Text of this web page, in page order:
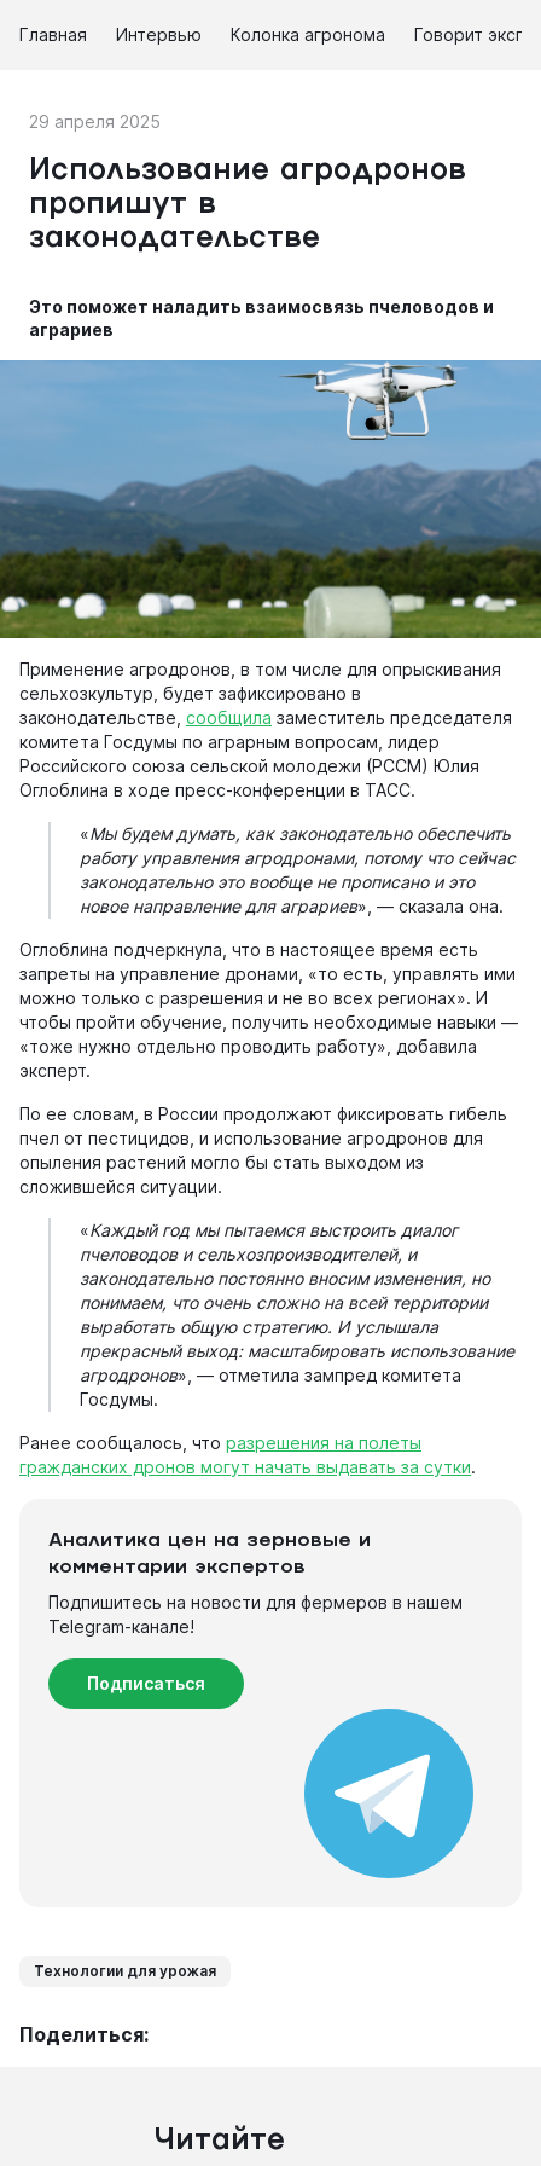
Главная Интервью Колонка агронома Говорит
29 апреля 2025
Использование агродронов
пропишут в
законодательстве
Это поможет наладить взаимосвязь пчеловодов и
аграриев
Применение агродронов, в том числе для опрыскивания
сельхозкультур, будет зафиксировано в
законодательстве, сообщила заместитель председателя
комитета Госдумы по аграрным вопросам, лидер
Российского союза сельской молодежи (РССМ) Юлия
Оглоблина в ходе пресс-конференции в ТАСС.
«Мы будем думать, как законодательно обеспечить
работу управления агродронами, потому что сейчас
законодательно это вообще не прописано и это
новое направление для аграриев», — сказала она.
Оглоблина подчеркнула, что в настоящее время есть
запреты на управление дронами, «то есть, управлять ими
можно только с разрешения и не во всех регионах». И
чтобы пройти обучение, получить необходимые навыки —
«тоже нужно отдельно проводить работу», добавила
эксперт.
По ее словам, в России продолжают фиксировать гибель
пчел от пестицидов, и использование агродронов для
опыления растений могло бы стать выходом из
сложившейся ситуации.
«Каждый год мы пытаемся выстроить диалог
пчеловодов и сельхозпроизводителей, и
законодательно постоянно вносим изменения, но
понимаем, что очень сложно на всей территории
выработать общую стратегию. И услышала
прекрасный выход: масштабировать использование
агродронов», — отметила зампред комитета
Госдумы.
Ранее сообщалось, что разрешения на полеты
гражданских дронов могут начать выдавать за сутки.
Аналитика цен на зерновые и
комментарии экспертов
Подпишитесь на новости для фермеров в нашем
Telegram-канале!
Подписаться
Технологии для урожая
Поделиться:
Читайте